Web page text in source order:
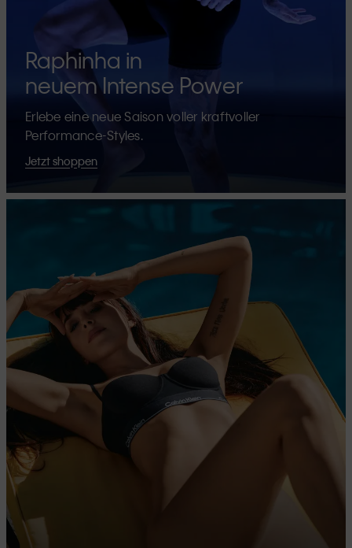
Raphinha in
neuem Intense Power
Erlebe eine neue Saison voller kraftvoller
Performance-Styles.
Jetzt shoppen